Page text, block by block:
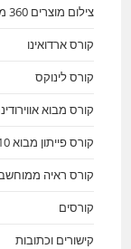
צילום מוצרים 360 מעלות
קורס ארדואינו
קורס לינוקס
קורס מבוא
קורס פייתון מבוא 510
קורס ראיה ממוחשבת
קורסים
קישורים וכתובות